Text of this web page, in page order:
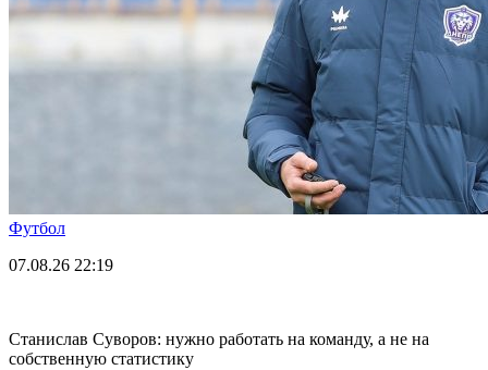
Футбол
07.08.26 22:19
Станислав Суворов: нужно работать на команду, а не на
собственную статистику